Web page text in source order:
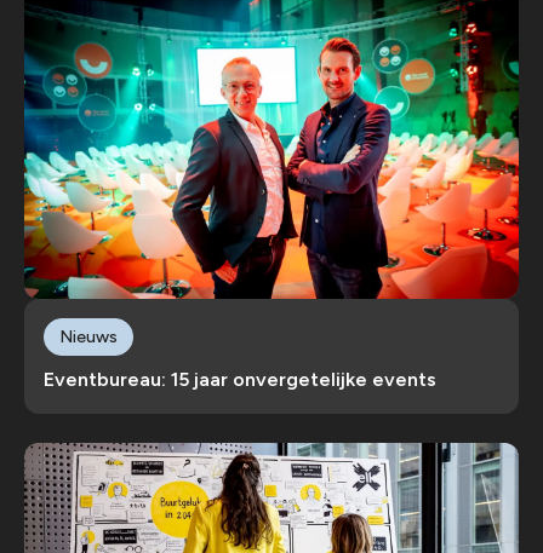
Eventbureau: 15 jaar onvergetelijke events
Nieuws